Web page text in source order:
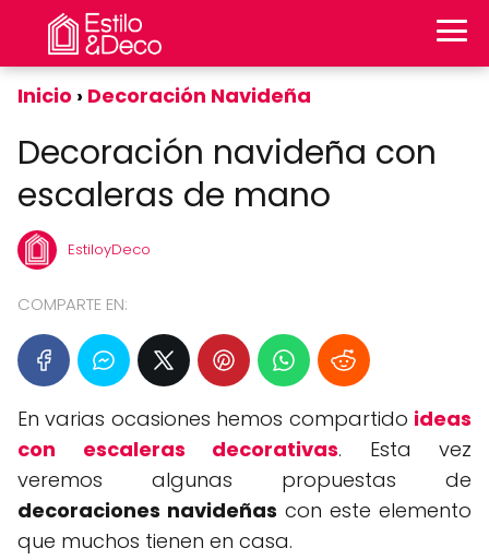
Inicio Decoración Navideña
Decoración navideña con
escaleras de mano
EstiloyDeco
COMPARTE EN:
En varias ocasiones hemos compartido ideas
con escaleras decorativas. Esta vez
veremos algunas propuestas de
decoraciones navideñas con este elemento
que muchos tienen en casa.